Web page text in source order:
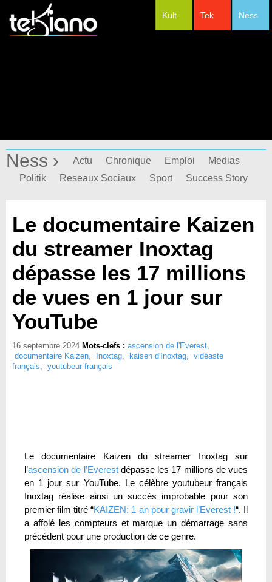
Ness
Tek
Kult
Ness › Actu Chronique Emploi
Medias
Politik
Reseaux Sociaux Sport Success Story
Le documentaire Kaizen
du streamer Inoxtag
dépasse les 17 millions
de vues en 1 jour sur
YouTube
16 septembre 2024 Mots-clefs : ascension de l'Everest,
documentaire Kaizen, Inoxtag, kaisen d'Inoxtag, vidéaste
français, youtubeur français
Le documentaire Kaizen du streamer Inoxtag sur
l’ascension de l’Everestdépasse les 17 millions de vues
en 1 jour sur YouTube. Le célèbre youtubeur français
Inoxtag réalise ainsi un succès improbable pour son
premier film titré “KAIZEN: 1 an pour gravir l’Everest !“. Il
a affolé les compteurs et marque un démarrage sans
précédent pour une production de ce genre.